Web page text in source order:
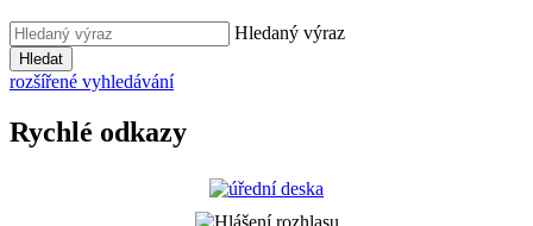
Hledaný výraz
Hledat
rozšířené vyhledávání
Rychlé odkazy